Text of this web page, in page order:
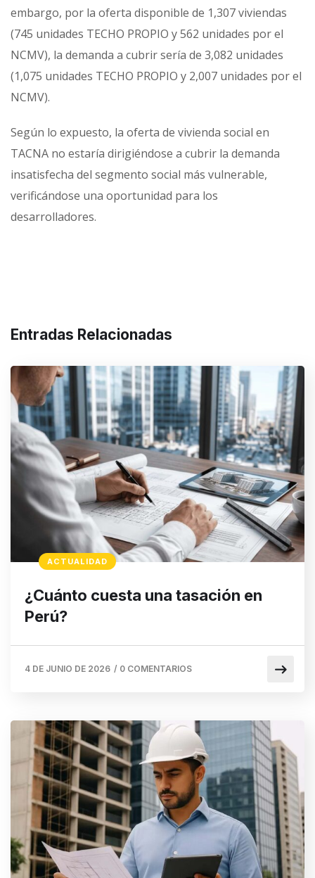
embargo, por la oferta disponible de 1,307 viviendas
(745 unidades TECHO PROPIO y 562 unidades por el
NCMV), la demanda a cubrir sería de 3,082 unidades
(1,075 unidades TECHO PROPIO y 2,007 unidades por el
NCMV).
Según lo expuesto, la oferta de vivienda social en
TACNA no estaría dirigiéndose a cubrir la demanda
insatisfecha del segmento social más vulnerable,
verificándose una oportunidad para los
desarrolladores.
Entradas Relacionadas
ACTUALIDAD
¿Cuánto cuesta una tasación en
Perú?
4 DE JUNIO DE 2026 / 0 COMENTARIOS